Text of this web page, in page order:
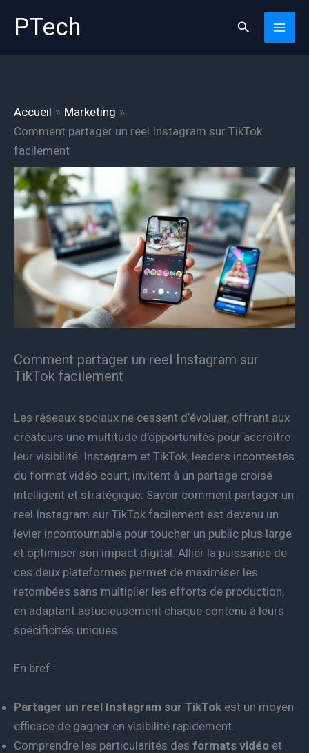
PTech Rechercher
Accueil
Marketing
Comment partager un reel Instagram sur TikTok
facilement
Comment partager un reel Instagram sur
TikTok facilement
Les réseaux sociaux ne cessent d’évoluer, offrant aux
créateurs une multitude d’opportunités pour accroître
leur visibilité. Instagram et TikTok, leaders incontestés
du format vidéo court, invitent à un partage croisé
intelligent et stratégique. Savoir comment partager un
reel Instagram sur TikTok facilement est devenu un
levier incontournable pour toucher un public plus large
et optimiser son impact digital. Allier la puissance de
ces deux plateformes permet de maximiser les
retombées sans multiplier les efforts de production,
en adaptant astucieusement chaque contenu à leurs
spécificités uniques.
En bref :
Partager un reel Instagram sur TikTok est un moyen
efficace de gagner en visibilité rapidement.
Comprendre les particularités des formats vidéo et